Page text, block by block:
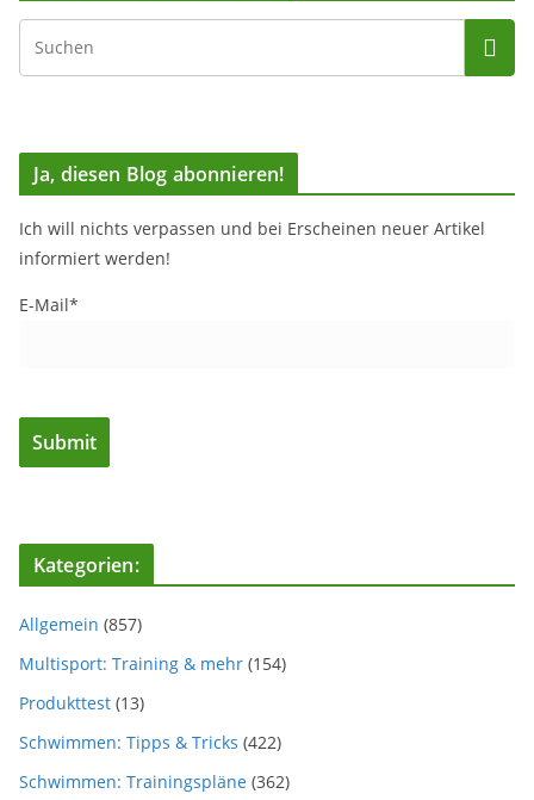
Ja, diesen Blog abonnieren!
Ich will nichts verpassen und bei Erscheinen neuer Artikel
informiert werden!
E-Mail*
Kategorien:
Allgemein (857)
Multisport: Training & mehr (154)
Produkttest (13)
Schwimmen: Tipps & Tricks (422)
Schwimmen: Trainingspläne (362)